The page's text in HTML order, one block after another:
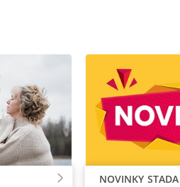
NOVINKY STADA